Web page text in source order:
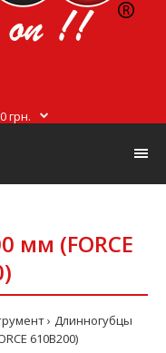
0 грн.
мм (FORCE
Длинногубцы
610B200)